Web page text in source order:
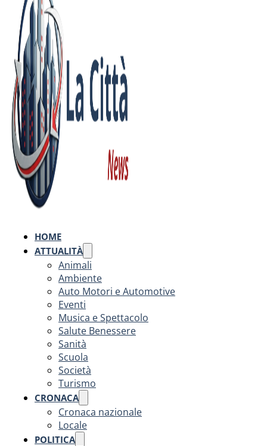
HOME
ATTUALITÀ
Animali
Ambiente
Auto Motori e Automotive
Eventi
Musica e Spettacolo
Salute Benessere
Sanità
Scuola
Società
Turismo
CRONACA
Cronaca nazionale
Locale
POLITICA